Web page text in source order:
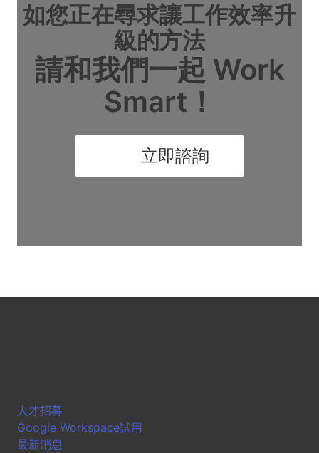
如您正在尋求讓工作效率升
級的方法
請和我們一起 Work
Smart！
立即諮詢
人才招募
Google Workspace試用
最新消息